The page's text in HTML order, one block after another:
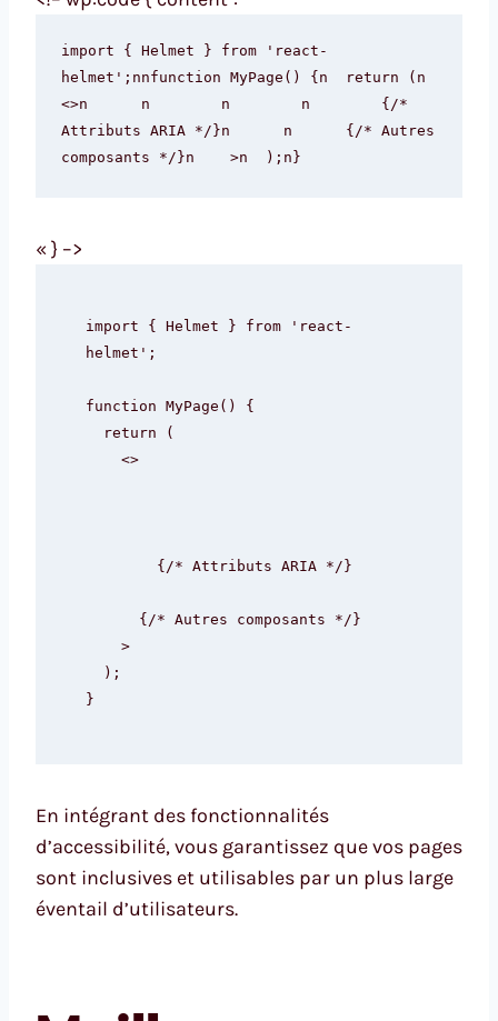
import { Helmet } from 'react-
helmet';nnfunction MyPage() {n  return (n
<>n      n n        n        {/*
Attributs ARIA */}n      n      {/* Autres
composants */}n    >n  );n}
« } –>
import { Helmet } from 'react-
helmet';
function MyPage() {
}
En intégrant des fonctionnalités
d’accessibilité, vous garantissez que vos pages
sont inclusives et utilisables par un plus large
éventail d’utilisateurs.